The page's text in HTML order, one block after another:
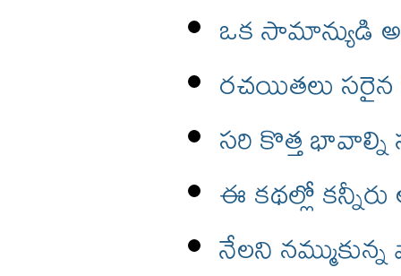
ఒక
రచయితలు
సరి కొత్త భావాల్ని
ఈ కథల్లో
నేలని